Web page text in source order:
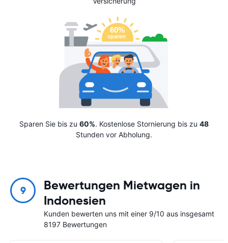
Sparen Sie bis zu 60%. Kostenlose Stornierung bis zu 48
Stunden vor Abholung.
9
Bewertungen Mietwagen in
Indonesien
Kunden bewerten uns mit einer 9/10 aus insgesamt
8197 Bewertungen